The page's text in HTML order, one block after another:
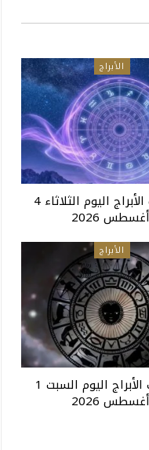
الأبراج
توقعـات الأبراج اليوم الثلاثاء 4
أغسطس 2026
الأبراج
توقعـات الأبراج اليوم السبت 1
أغسطس 2026